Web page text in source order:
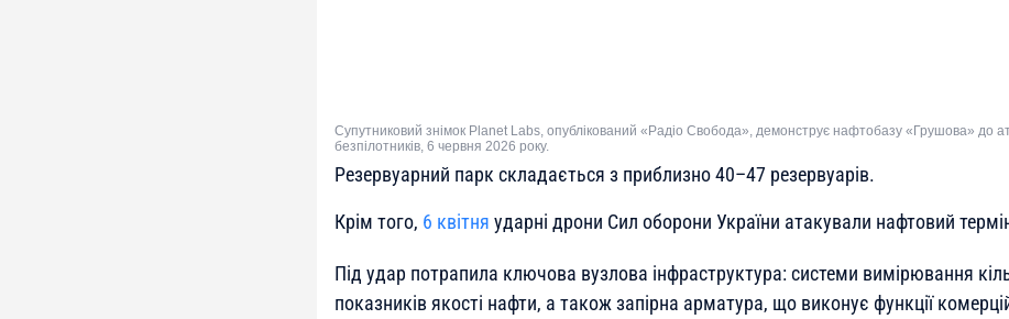
Супутниковий знімок Planet Labs, опублікований «Радіо Свобода», демонструє нафтобазу «Грушова» до
безпілотників, 6 червня 2026 року.
Резервуарний парк складається з приблизно 40–47 резервуарів.
Крім того, 6 квітня ударні дрони Сил оборони України атакували нафтовий
Під удар потрапила ключова вузлова інфраструктура: системи вимірювання
показників якості нафти, а також запірна арматура, що виконує функції